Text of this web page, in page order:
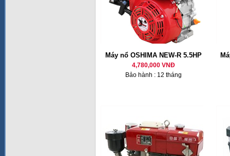
Máy nổ OSHIMA NEW-R 5.5HP
4,780,000 VNĐ
Bảo hành : 12 tháng